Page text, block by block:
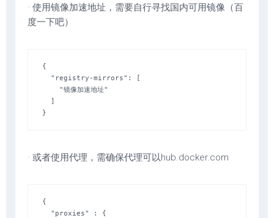
· 使用镜像加速地址，需要自行寻找国内可用镜像（百
度一下吧）
{
}
· 或者使用代理，需确保代理可以hub.docker.com
{